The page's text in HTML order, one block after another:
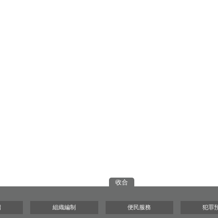
收合
組織編制 便民服務 犯罪